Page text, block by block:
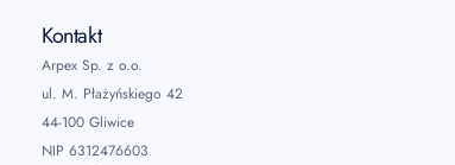
Kontakt
Arpex Sp. z o.o.
ul. M. Płażyńskiego 42
44-100 Gliwice
NIP 6312476603